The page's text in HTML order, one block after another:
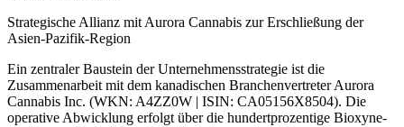
Strategische Allianz mit Aurora Cannabis zur Erschließung der
Asien-Pazifik-Region
Ein zentraler Baustein der Unternehmensstrategie ist die
Zusammenarbeit mit dem kanadischen Branchenvertreter Aurora
Cannabis Inc. (WKN: A4ZZ0W | ISIN: CA05156X8504). Die
operative Abwicklung erfolgt über die hundertprozentige Bioxyne-